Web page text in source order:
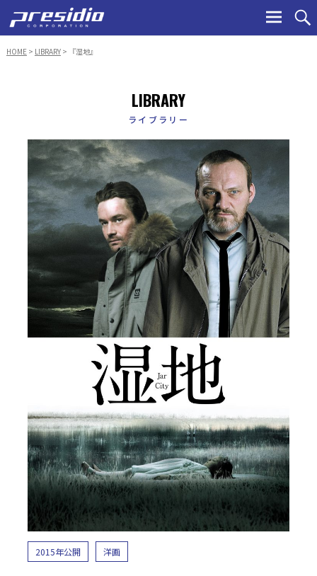
to
HOME> LIBRARY> 『湿地』
LIBRARY
ライブラリー
2015年公開 洋画